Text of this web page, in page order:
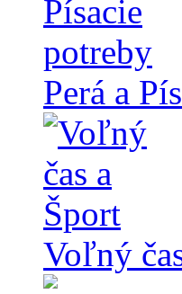
Perá a
Voľný